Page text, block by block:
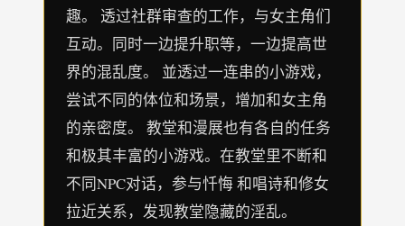
趣。 透过社群审查的工作，与女主角们
互动。同时一边提升职等，一边提高世
界的混乱度。 並透过一连串的小游戏，
尝试不同的体位和场景，增加和女主角
的亲密度。 教堂和漫展也有各自的任务
和极其丰富的小游戏。在教堂里不断和
不同NPC对话，参与忏悔 和唱诗和修女
拉近关系，发现教堂隐藏的淫乱。